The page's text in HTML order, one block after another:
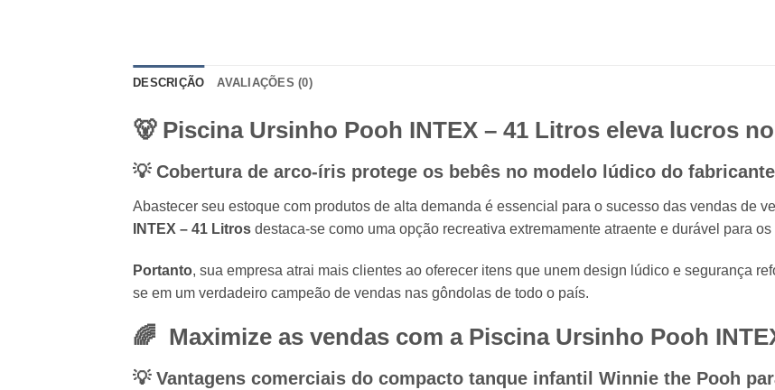
DESCRIÇÃO AVALIAÇÕES (0)
🐻 Piscina Ursinho Pooh INTEX – 41 Litros eleva lucros
💡 Cobertura de arco-íris protege os bebês no modelo lúdico do
Abastecer seu estoque com produtos de alta demanda é essencial para o sucesso das vendas de
INTEX – 41 Litros destaca-se como uma opção recreativa extremamente atraente e durável para os
Portanto, sua empresa atrai mais clientes ao oferecer itens que unem design lúdico e segurança
se em um verdadeiro campeão de vendas nas gôndolas de todo o país.
🌈 Maximize as vendas com a Piscina Ursinho Pooh
💡 Vantagens comerciais do compacto tanque infantil Winnie the Pooh